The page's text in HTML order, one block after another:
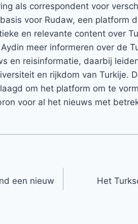
als correspondent voor
voor Rudaw, een platform
en relevante content over
meer informeren over de
en reisinformatie, daarbij
en rijkdom van Turkije.
om het platform om te
voor al het nieuws met
een nieuw
Het